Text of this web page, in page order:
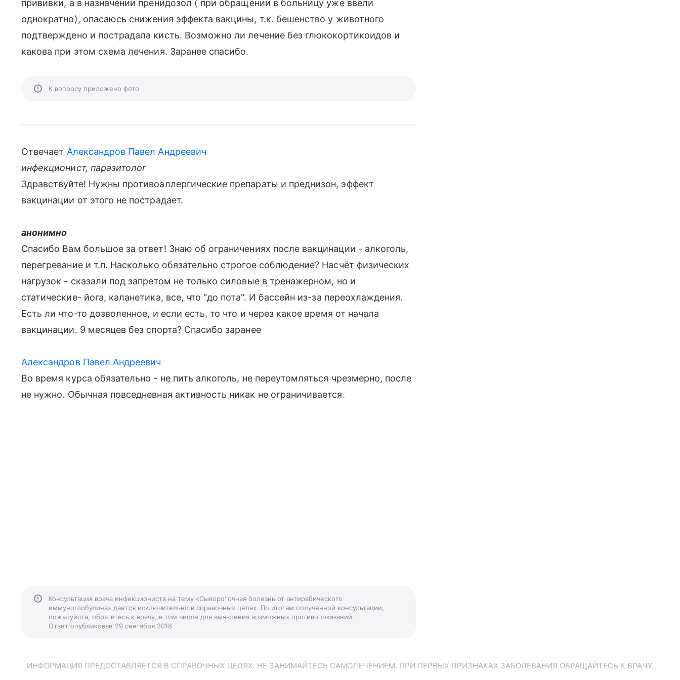
прививки, а в назначении пренидозол ( при обращении в больницу уже ввели
однократно), опасаюсь снижения эффекта вакцины, т.к. бешенство у животного
подтверждено и пострадала кисть. Возможно ли лечение без глюкокортикоидов и
какова при этом схема лечения. Заранее спасибо.
К вопросу приложено фото
Отвечает Александров Павел Андреевич
инфекционист, паразитолог
Здравствуйте! Нужны противоаллергические препараты и преднизон, эффект
вакцинации от этого не пострадает.
анонимно
Спасибо Вам большое за ответ! Знаю об ограничениях после вакцинации - алкоголь,
перегревание и т.п. Насколько обязательно строгое соблюдение? Насчёт физических
нагрузок - сказали под запретом не только силовые в тренажерном, но и
статические- йога, каланетика, все, что "до пота". И бассейн из-за переохлаждения.
Есть ли что-то дозволенное, и если есть, то что и через какое время от начала
вакцинации. 9 месяцев без спорта? Спасибо заранее
Александров Павел Андреевич
Во время курса обязательно - не пить алкоголь, не переутомляться чрезмерно, после
не нужно. Обычная повседневная активность никак не ограничивается.
Консультация врача инфекциониста на тему «Сывороточная болезнь от антирабического
иммуноглобулина» дается исключительно в справочных целях. По итогам полученной консультации,
пожалуйста, обратитесь к врачу, в том числе для выявления возможных противопоказаний.
Ответ опубликован 29 сентября 2018
ИНФОРМАЦИЯ ПРЕДОСТАВЛЯЕТСЯ В СПРАВОЧНЫХ ЦЕЛЯХ. НЕ ЗАНИМАЙТЕСЬ САМОЛЕЧЕНИЕМ. ПРИ ПЕРВЫХ ПРИЗНАКАХ ЗАБОЛЕВАНИЯ ОБРАЩАЙТЕСЬ К ВРАЧУ.